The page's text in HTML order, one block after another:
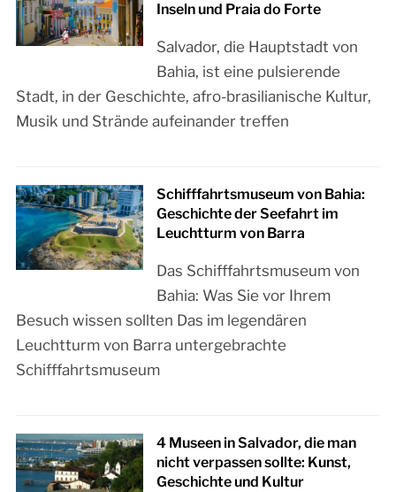
Inseln und Praia do Forte
Salvador, die Hauptstadt von
Bahia, ist eine pulsierende
Stadt, in der Geschichte, afro-brasilianische Kultur,
Musik und Strände aufeinander treffen
Schifffahrtsmuseum von Bahia:
Geschichte der Seefahrt im
Leuchtturm von Barra
Das Schifffahrtsmuseum von
Bahia: Was Sie vor Ihrem
Besuch wissen sollten Das im legendären
Leuchtturm von Barra untergebrachte
Schifffahrtsmuseum
4 Museen in Salvador, die man
nicht verpassen sollte: Kunst,
Geschichte und Kultur